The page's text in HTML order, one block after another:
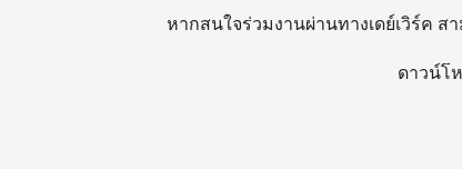
หากสนใจร่วมงานผ่านทางเดย์เวิร์ค
ดาวน์โ